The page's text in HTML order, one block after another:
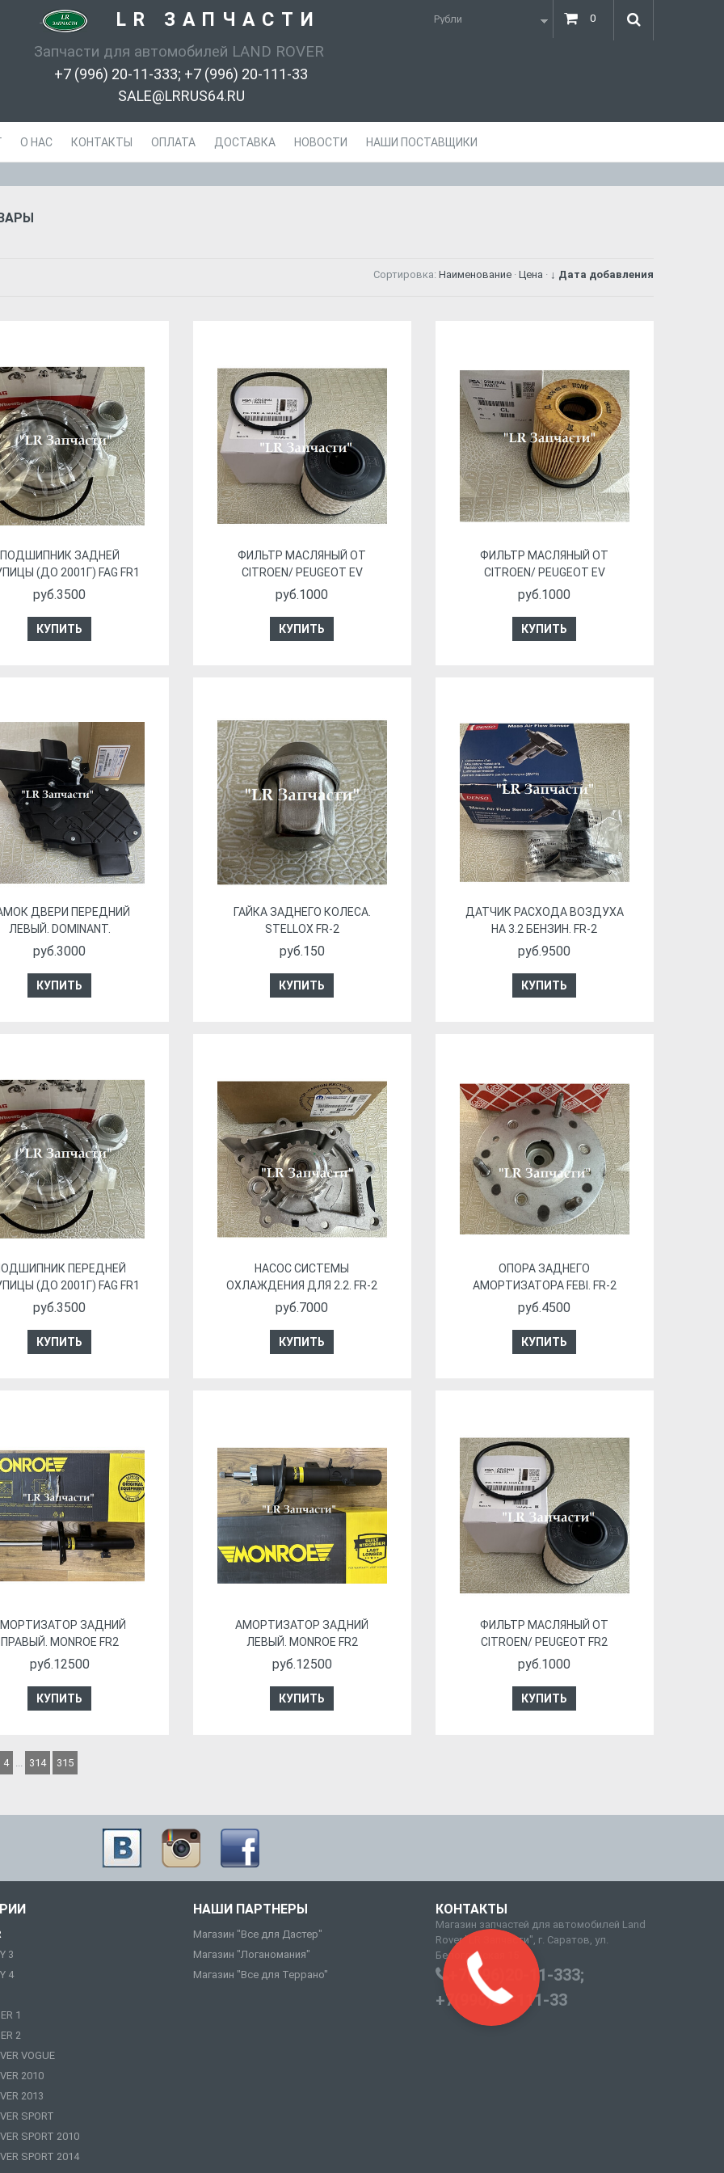
- LR ЗАПЧАСТИ
Запчасти для автомобилей LAND ROVER
+7 (996) 20-11-333; +7 (996) 20-111-33
SALE@LRRUS64.RU
0
О НАС КОНТАКТЫ ОПЛАТА ДОСТАВКА НОВОСТИ НАШИ ПОСТАВЩИКИ
Сортировка: Наименование · Цена · ↓ Дата добавления
ПОДШИПНИК ЗАДНЕЙ
(ДО 2001Г) FAG FR1
руб.3500
КУПИТЬ
ФИЛЬТР МАСЛЯНЫЙ ОТ
CITROEN/ PEUGEOT EV
руб.1000
КУПИТЬ
ФИЛЬТР МАСЛЯНЫЙ ОТ
CITROEN/ PEUGEOT EV
руб.1000
КУПИТЬ
ДВЕРИ ПЕРЕДНИЙ
ЛЕВЫЙ. DOMINANT.
руб.3000
КУПИТЬ
ГАЙКА ЗАДНЕГО КОЛЕСА.
STELLOX FR-2
руб.150
КУПИТЬ
ДАТЧИК РАСХОДА ВОЗДУХА
НА 3.2 БЕНЗИН. FR-2
руб.9500
КУПИТЬ
ПЕРЕДНЕЙ
(ДО 2001Г) FAG FR1
руб.3500
КУПИТЬ
НАСОС СИСТЕМЫ
ОХЛАЖДЕНИЯ ДЛЯ 2.2. FR-2
руб.7000
КУПИТЬ
ОПОРА ЗАДНЕГО
АМОРТИЗАТОРА FEBI. FR-2
руб.4500
КУПИТЬ
ЗАДНИЙ
ПРАВЫЙ. MONROE FR2
руб.12500
КУПИТЬ
АМОРТИЗАТОР ЗАДНИЙ
ЛЕВЫЙ. MONROE FR2
руб.12500
КУПИТЬ
ФИЛЬТР МАСЛЯНЫЙ ОТ
CITROEN/ PEUGEOT FR2
руб.1000
КУПИТЬ
4 314 315
3
4
1
2
VOGUE
2010
2013
SPORT
SPORT 2010
SPORT 2014
НАШИ ПАРТНЕРЫ
Магазин "Все для Дастер"
Магазин "Логаномания"
Магазин "Все для Террано"
КОНТАКТЫ
Магазин запчастей для автомобилей Land
Rover "LR Запчасти", г. Саратов, ул.
Белоглинская 15
+7(996)20-11-333;
+7(996)20-111-33